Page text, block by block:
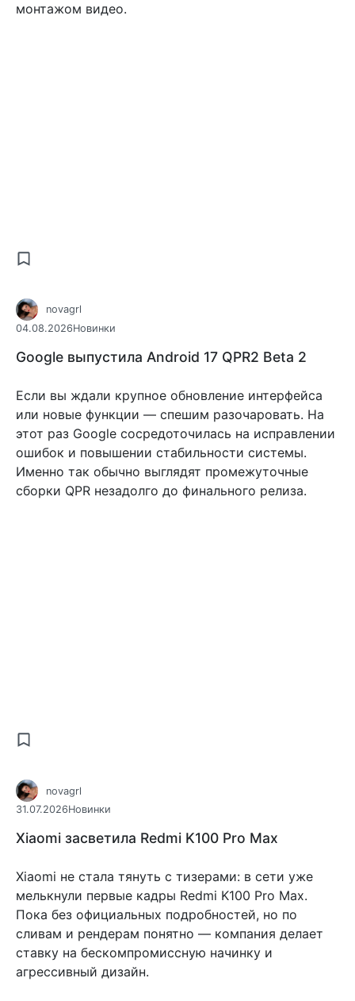
монтажом видео.
novagrl
04.08.2026Новинки
Google выпустила Android 17 QPR2 Beta 2
Если вы ждали крупное обновление интерфейса
или новые функции — спешим разочаровать. На
этот раз Google сосредоточилась на исправлении
ошибок и повышении стабильности системы.
Именно так обычно выглядят промежуточные
сборки QPR незадолго до финального релиза.
novagrl
31.07.2026Новинки
Xiaomi засветила Redmi K100 Pro Max
Xiaomi не стала тянуть с тизерами: в сети уже
мелькнули первые кадры Redmi K100 Pro Max.
Пока без официальных подробностей, но по
сливам и рендерам понятно — компания делает
ставку на бескомпромиссную начинку и
агрессивный дизайн.